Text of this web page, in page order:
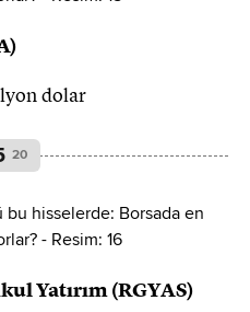
dolar
20
Yatırım (RGYAS)